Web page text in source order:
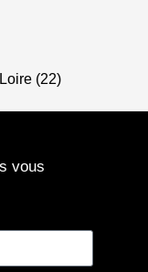
(22)
vous